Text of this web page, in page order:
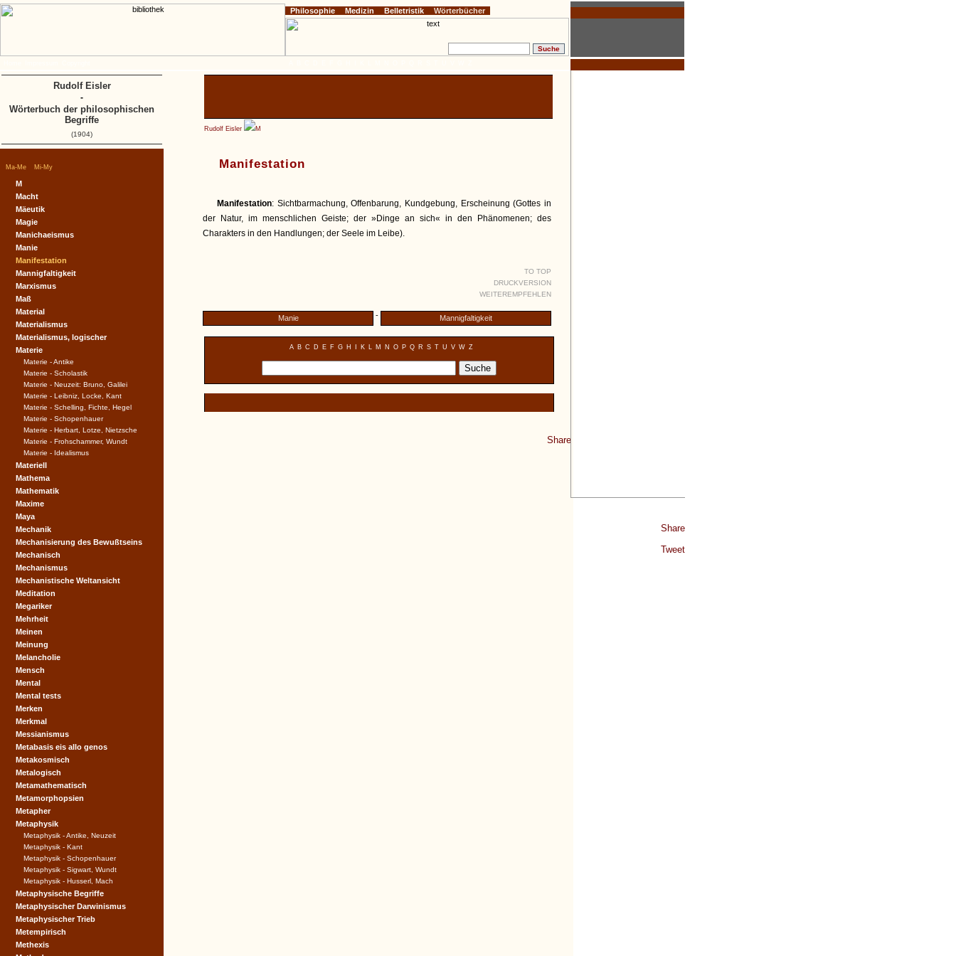
Share
Tweet
Rudolf Eisler M
Manifestation
Manifestation: Sichtbarmachung, Offenbarung, Kundgebung, Erscheinung (Gottes in
der Natur, im menschlichen Geiste; der »Dinge an sich« in den Phänomenen; des
Charakters in den Handlungen; der Seele im Leibe).
TO TOP
DRUCKVERSION
WEITEREMPFEHLEN
Manie - Mannigfaltigkeit
A B C D E F G H K L M N O P Q R S T U V W Z
Share
Ma-Me Mi-My
M
Macht
Mäeutik
Magie
Manichaeismus
Manie
Manifestation
Mannigfaltigkeit
Marxismus
Maß
Material
Materialismus
Materialismus, logischer
Materie
Materie - Antike
Materie - Scholastik
Materie - Neuzeit: Bruno, Galilei
Materie - Leibniz, Locke, Kant
Materie - Schelling, Fichte, Hegel
Materie - Schopenhauer
Materie - Herbart, Lotze, Nietzsche
Materie - Frohschammer, Wundt
Materie - Idealismus
Materiell
Mathema
Mathematik
Maxime
Maya
Mechanik
Mechanisierung des Bewußtseins
Mechanisch
Mechanismus
Mechanistische Weltansicht
Meditation
Megariker
Mehrheit
Meinen
Meinung
Melancholie
Mensch
Mental
Mental tests
Merken
Merkmal
Messianismus
Metabasis eis allo genos
Metakosmisch
Metalogisch
Metamathematisch
Metamorphopsien
Metapher
Metaphysik
Metaphysik - Antike, Neuzeit
Metaphysik - Kant
Metaphysik - Schopenhauer
Metaphysik - Sigwart, Wundt
Metaphysik - Husserl, Mach
Metaphysische Begriffe
Metaphysischer Darwinismus
Metaphysischer Trieb
Metempirisch
Methexis
Philosophie Medizin Belletristik Wörterbücher
Rudolf Eisler
-
Wörterbuch der philosophischen
Begriffe
(1904)